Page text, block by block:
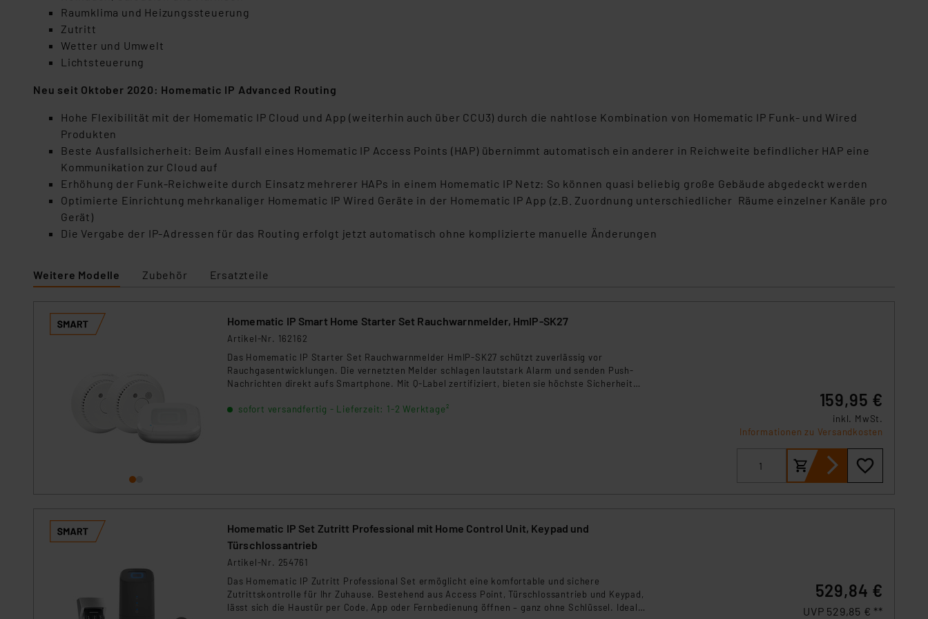
Datenschutz nach EU-Standards eingestuft wird. So besteht etwa das Risiko, dass US-Behörden personenbezogene
Daten, verbundenen Risiken.“
Impressum|Datenschutzerklärung
Raumklima und Heizungssteuerung
Zutritt
Wetter und Umwelt
Lichtsteuerung
Neu seit Oktober 2020: Homematic IP Advanced Routing
Hohe Flexibilität mit der Homematic IP Cloud und App (weiterhin auch über CCU3) durch die nahtlose Kombination von Homematic IP Funk- und Wired
Produkten
Beste Ausfallsicherheit: Beim Ausfall eines Homematic IP Access Points (HAP) übernimmt automatisch ein anderer in Reichweite befindlicher HAP eine
Kommunikation zur Cloud auf
Erhöhung der Funk-Reichweite durch Einsatz mehrerer HAPs in einem Homematic IP Netz: So können quasi beliebig große Gebäude abgedeckt werden
Optimierte Einrichtung mehrkanaliger Homematic IP Wired Geräte in der Homematic IP App (z.B. Zuordnung unterschiedlicher Räume einzelner Kanäle pro
Gerät)
Die Vergabe der IP-Adressen für das Routing erfolgt jetzt automatisch ohne komplizierte manuelle Änderungen
Weitere Modelle Zubehör Ersatzteile
Homematic IP Smart Home Starter Set Rauchwarnmelder, HmIP-SK27
Artikel-Nr. 162162
Das Homematic IP Starter Set Rauchwarnmelder HmIP-SK27 schützt zuverlässig vor
Rauchgasentwicklungen. Die vernetzten Melder schlagen lautstark Alarm und senden Push-
Nachrichten direkt aufs Smartphone. Mit Q-Label zertifiziert, bieten sie höchste Sicherheit
sofort versandfertig - Lieferzeit: 1-2 Werktage²
159,95 €
inkl. MwSt.
Informationen zu Versandkosten
Homematic IP Set Zutritt Professional mit Home Control Unit, Keypad und
Türschlossantrieb
Artikel-Nr. 254761
Das Homematic IP Zutritt Professional Set ermöglicht eine komfortable und sichere
Zutrittskontrolle für Ihr Zuhause. Bestehend aus Access Point, Türschlossantrieb und Keypad,
lässt sich die Haustür per Code, App oder Fernbedienung öffnen – ganz ohne Schlüssel. Ideal
529,84 €
UVP 529,85 € **